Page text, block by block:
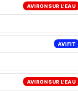
AVIRON SUR L'EAU
AVIFIT
AVIRON SUR L'EAU